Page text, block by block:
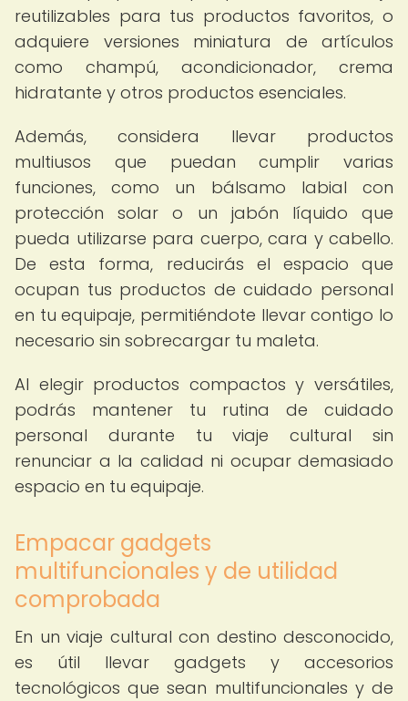
reutilizables para tus productos favoritos, o
adquiere versiones miniatura de artículos
como champú, acondicionador, crema
hidratante y otros productos esenciales.
Además, considera llevar productos
multiusos que puedan cumplir varias
funciones, como un bálsamo labial con
protección solar o un jabón líquido que
pueda utilizarse para cuerpo, cara y cabello.
De esta forma, reducirás el espacio que
ocupan tus productos de cuidado personal
en tu equipaje, permitiéndote llevar contigo lo
necesario sin sobrecargar tu maleta.
Al elegir productos compactos y versátiles,
podrás mantener tu rutina de cuidado
personal durante tu viaje cultural sin
renunciar a la calidad ni ocupar demasiado
espacio en tu equipaje.
Empacar gadgets
multifuncionales y de utilidad
comprobada
En un viaje cultural con destino desconocido,
es útil llevar gadgets y accesorios
tecnológicos que sean multifuncionales y de